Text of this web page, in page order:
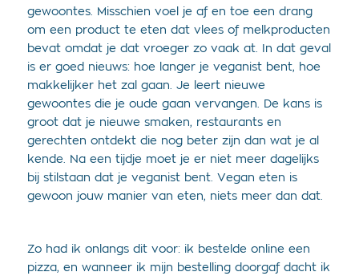
gewoontes. Misschien voel je af en toe een drang
om een product te eten dat vlees of melkproducten
bevat omdat je dat vroeger zo vaak at. In dat geval
is er goed nieuws: hoe langer je veganist bent, hoe
makkelijker het zal gaan. Je leert nieuwe
gewoontes die je oude gaan vervangen. De kans is
groot dat je nieuwe smaken, restaurants en
gerechten ontdekt die nog beter zijn dan wat je al
kende. Na een tijdje moet je er niet meer dagelijks
bij stilstaan dat je veganist bent. Vegan eten is
gewoon jouw manier van eten, niets meer dan dat.
Zo had ik onlangs dit voor: ik bestelde online een
pizza, en wanneer ik mijn bestelling doorgaf dacht ik